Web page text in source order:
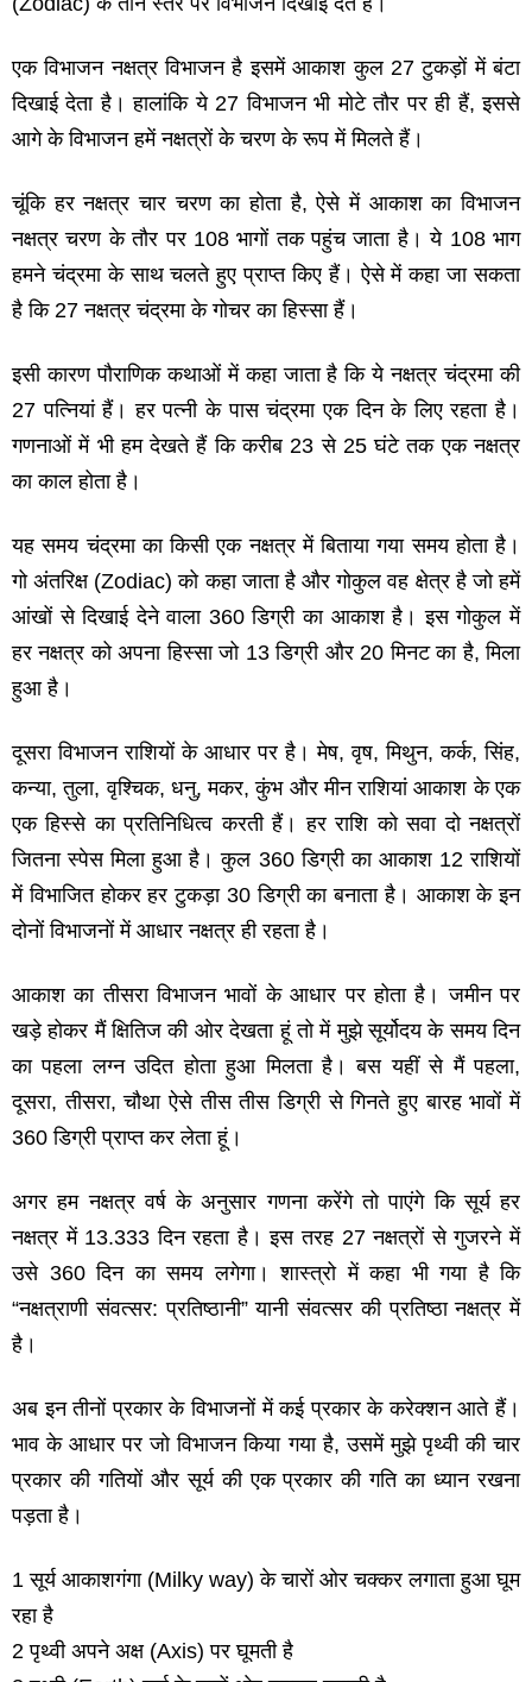
एक विभाजन नक्षत्र विभाजन है इसमें आकाश कुल 27 टुकड़ों में बंटा
दिखाई देता है। हालांकि ये 27 विभाजन भी मोटे तौर पर ही हैं, इससे
आगे के विभाजन हमें नक्षत्रों के चरण के रूप में मिलते हैं।
चूंकि हर नक्षत्र चार चरण का होता है, ऐसे में आकाश का विभाजन
नक्षत्र चरण के तौर पर 108 भागों तक पहुंच जाता है। ये 108 भाग
हमने चंद्रमा के साथ चलते हुए प्राप्‍त किए हैं। ऐसे में कहा जा सकता
है कि 27 नक्षत्र चंद्रमा के गोचर का हिस्‍सा हैं।
इसी कारण पौराणिक कथाओं में कहा जाता है कि ये नक्षत्र चंद्रमा की
27 पत्नियां हैं। हर पत्‍नी के पास चंद्रमा एक दिन के लिए रहता है।
गणनाओं में भी हम देखते हैं कि करीब 23 से 25 घंटे तक एक नक्षत्र
का काल होता है।
यह समय चंद्रमा का किसी एक नक्षत्र में बिताया गया समय होता है।
गो अंतरिक्ष (Zodiac) को कहा जाता है और गोकुल वह क्षेत्र है जो हमें
आंखों से दिखाई देने वाला 360 डिग्री का आकाश है। इस गोकुल में
हर नक्षत्र को अपना हिस्‍सा जो 13 डिग्री और 20 मिनट का है, मिला
हुआ है।
दूसरा विभाजन राशियों के आधार पर है। मेष, वृष, मिथुन, कर्क, सिंह,
कन्‍या, तुला, वृश्चिक, धनु, मकर, कुंभ और मीन राशियां आकाश के एक
एक हिस्‍से का प्रतिनिधित्‍व करती हैं। हर राशि को सवा दो नक्षत्रों
जितना स्‍पेस मिला हुआ है। कुल 360 डिग्री का आकाश 12 राशियों
में विभाजित होकर हर टुकड़ा 30 डिग्री का बनाता है। आकाश के इन
दोनों विभाजनों में आधार नक्षत्र ही रहता है।
आकाश का तीसरा विभाजन भावों के आधार पर होता है। जमीन पर
खड़े होकर मैं क्षितिज की ओर देखता हूं तो में मुझे सूर्योदय के समय दिन
का पहला लग्‍न उदित होता हुआ मिलता है। बस यहीं से मैं पहला,
दूसरा, तीसरा, चौथा ऐसे तीस तीस डिग्री से गिनते हुए बारह भावों में
360 डिग्री प्राप्‍त कर लेता हूं।
अगर हम नक्षत्र वर्ष के अनुसार गणना करेंगे तो पाएंगे कि सूर्य हर
नक्षत्र में 13.333 दिन रहता है। इस तरह 27 नक्षत्रों से गुजरने में
उसे 360 दिन का समय लगेगा। शास्‍त्रो में कहा भी गया है कि
“नक्षत्राणी संवत्‍सर: प्रतिष्‍ठानी” यानी संवत्‍सर की प्रतिष्‍ठा नक्षत्र में
है।
अब इन तीनों प्रकार के विभाजनों में कई प्रकार के करेक्‍शन आते हैं।
भाव के आधार पर जो विभाजन किया गया है, उसमें मुझे पृथ्‍वी की चार
प्रकार की गतियों और सूर्य की एक प्रकार की गति का ध्‍यान रखना
पड़ता है।
1 सूर्य आकाशगंगा (Milky way) के चारों ओर चक्‍कर लगाता हुआ घूम
रहा है
2 पृथ्‍वी अपने अक्ष (Axis) पर घूमती है